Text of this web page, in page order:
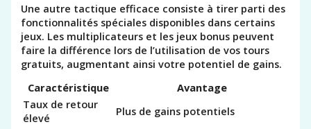
Une autre tactique efficace consiste à tirer parti des
fonctionnalités spéciales disponibles dans certains
jeux. Les multiplicateurs et les jeux bonus peuvent
faire la différence lors de l’utilisation de vos tours
gratuits, augmentant ainsi votre potentiel de gains.
Caractéristique
Avantage
Taux de retour
élevé
Plus de gains potentiels